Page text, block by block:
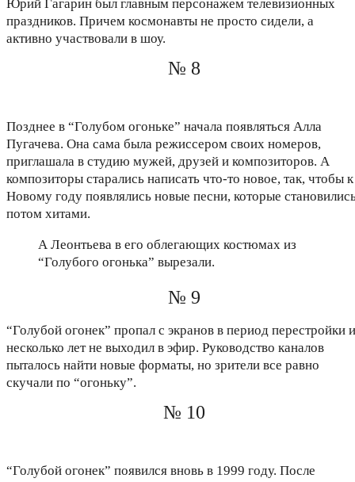
Юрий Гагарин был главным персонажем телевизионных
праздников. Причем космонавты не просто сидели, а
активно участвовали в шоу.
№ 8
Позднее в “Голубом огоньке” начала появляться Алла
Пугачева. Она сама была режиссером своих номеров,
приглашала в студию мужей, друзей и композиторов. А
композиторы старались написать что-то новое, так, чтобы к
Новому году появлялись новые песни, которые
потом хитами.
А Леонтьева в его облегающих костюмах из
“Голубого огонька” вырезали.
№ 9
“Голубой огонек” пропал с экранов в период перестройки и
несколько лет не выходил в эфир. Руководство каналов
пыталось найти новые форматы, но зрители все равно
скучали по “огоньку”.
№ 10
“Голубой огонек” появился вновь в 1999 году. После